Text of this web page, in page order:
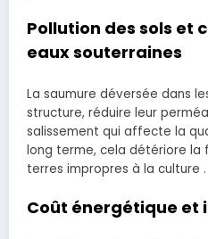
Pollution des sols et
eaux souterraines
La saumure déversée dans
structure, réduire leur
salissement qui affecte la
long terme, cela détériore
terres impropres à la culture .
Coût énergétique et